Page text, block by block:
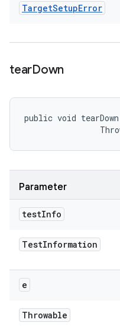
TargetSetupError
tearDown
public void
Parameter
testInfo
TestInformation
e
Throwable